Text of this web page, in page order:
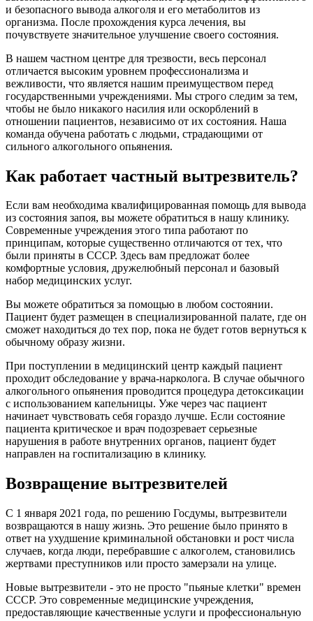
и безопасного вывода алкоголя и его метаболитов из
организма. После прохождения курса лечения, вы
почувствуете значительное улучшение своего состояния.
В нашем частном центре для трезвости, весь персонал
отличается высоким уровнем профессионализма и
вежливости, что является нашим преимуществом перед
государственными учреждениями. Мы строго следим за тем,
чтобы не было никакого насилия или оскорблений в
отношении пациентов, независимо от их состояния. Наша
команда обучена работать с людьми, страдающими от
сильного алкогольного опьянения.
Как работает частный вытрезвитель?
Если вам необходима квалифицированная помощь для вывода
из состояния запоя, вы можете обратиться в нашу клинику.
Современные учреждения этого типа работают по
принципам, которые существенно отличаются от тех, что
были приняты в СССР. Здесь вам предложат более
комфортные условия, дружелюбный персонал и базовый
набор медицинских услуг.
Вы можете обратиться за помощью в любом состоянии.
Пациент будет размещен в специализированной палате, где он
сможет находиться до тех пор, пока не будет готов вернуться к
обычному образу жизни.
При поступлении в медицинский центр каждый пациент
проходит обследование у врача-нарколога. В случае обычного
алкогольного опьянения проводится процедура детоксикации
с использованием капельницы. Уже через час пациент
начинает чувствовать себя гораздо лучше. Если состояние
пациента критическое и врач подозревает серьезные
нарушения в работе внутренних органов, пациент будет
направлен на госпитализацию в клинику.
Возвращение вытрезвителей
С 1 января 2021 года, по решению Госдумы, вытрезвители
возвращаются в нашу жизнь. Это решение было принято в
ответ на ухудшение криминальной обстановки и рост числа
случаев, когда люди, перебравшие с алкоголем, становились
жертвами преступников или просто замерзали на улице.
Новые вытрезвители - это не просто "пьяные клетки" времен
СССР. Это современные медицинские учреждения,
предоставляющие качественные услуги и профессиональную